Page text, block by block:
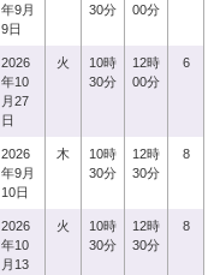
年9月
9日
30分
00分
2026
年10
月27
日
火
10時
30分
12時
00分
6
2026
年9月
10日
木
10時
30分
12時
30分
8
2026
年10
月13
火
10時
30分
12時
30分
8